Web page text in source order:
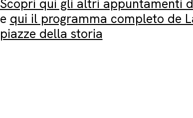
Scopri qui gli altri appuntamenti
e qui il programma completo de
piazze della storia